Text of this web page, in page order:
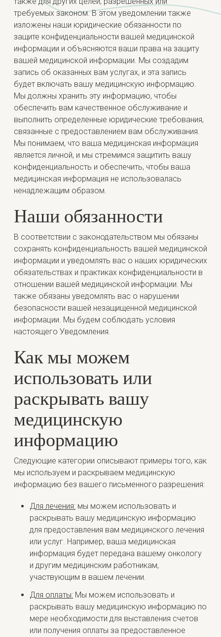
требуемых законом. В этом уведомлении также
изложены наши юридические обязанности по
защите конфиденциальности вашей медицинской
информации и объясняются ваши права на защиту
вашей медицинской информации. Мы создадим
запись об оказанных вам услугах, и эта запись
будет включать вашу медицинскую информацию.
Мы должны хранить эту информацию, чтобы
обеспечить вам качественное обслуживание и
выполнить определенные юридические требования,
связанные с предоставлением вам обслуживания.
Мы понимаем, что ваша медицинская информация
является личной, и мы стремимся защитить вашу
конфиденциальность и обеспечить, чтобы ваша
медицинская информация не использовалась
ненадлежащим образом.
Наши обязанности
В соответствии с законодательством мы обязаны
сохранять конфиденциальность вашей медицинской
информации и уведомлять вас о наших юридических
обязательствах и практиках конфиденциальности в
отношении вашей медицинской информации. Мы
также обязаны уведомлять вас о нарушении
безопасности вашей незащищенной медицинской
информации. Мы будем соблюдать условия
настоящего Уведомления.
Как мы можем
использовать или
раскрывать вашу
медицинскую
информацию
Следующие категории описывают примеры того, как
мы используем и раскрываем медицинскую
информацию без вашего письменного разрешения:
Для лечения: мы можем использовать и
раскрывать вашу медицинскую информацию
для предоставления вам медицинского лечения
или услуг. Например, ваша медицинская
информация будет передана вашему онкологу
и другим медицинским работникам,
участвующим в вашем лечении.
Для оплаты: Мы можем использовать и
раскрывать вашу медицинскую информацию по
мере необходимости для выставления счетов
или получения оплаты за предоставленное